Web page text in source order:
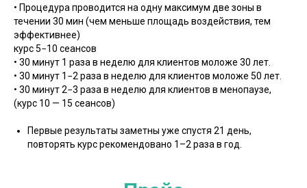
• Процедура проводится на одну максимум две зоны в
течении 30 мин (чем меньше площадь воздействия, тем
эффективнее)
курс 5−10 сеансов
• 30 минут 1 раза в неделю для клиентов моложе 30 лет.
• 30 минут 1−2 раза в неделю для клиентов моложе 50 лет.
• 30 минут 2−3 раза в неделю для клиентов в менопаузе,
(курс 10 — 15 сеансов)
Первые результаты заметны уже спустя 21 день,
повторять курс рекомендовано 1–2 раза в год.